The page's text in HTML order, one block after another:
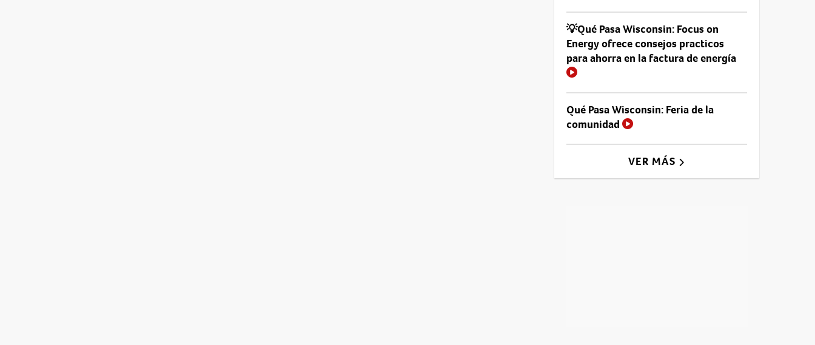
💡Qué Pasa Wisconsin: Focus on
Energy ofrece consejos practicos
para ahorra en la factura de energía
Qué Pasa Wisconsin: Feria de la
comunidad
VER MÁS